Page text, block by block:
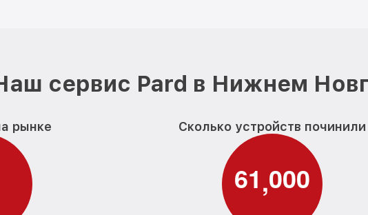
сервис Pard в Нижнем
рынке Сколько устройств починили
61,000